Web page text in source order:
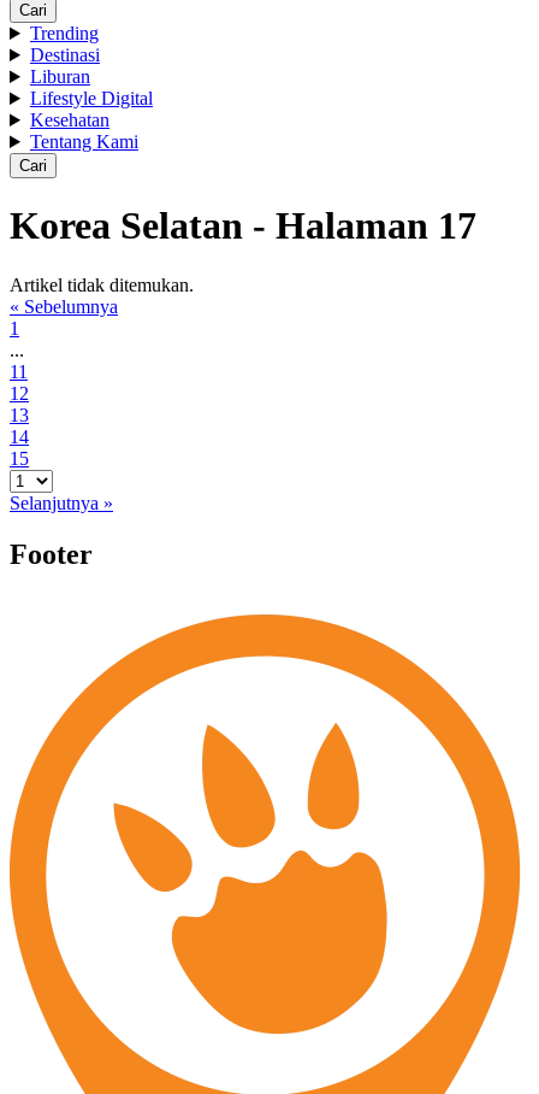
Cari
Trending
Destinasi
Liburan
Lifestyle Digital
Kesehatan
Tentang Kami
Cari
Korea Selatan - Halaman 17
Artikel tidak ditemukan.
« Sebelumnya
1
...
11
12
13
14
15
Selanjutnya »
Footer